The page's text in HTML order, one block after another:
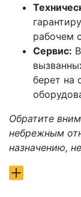
рабочем
Сервис:
берет на
Обратите
небрежным
назначению,